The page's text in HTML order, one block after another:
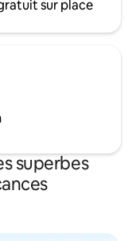
sur place
superbes